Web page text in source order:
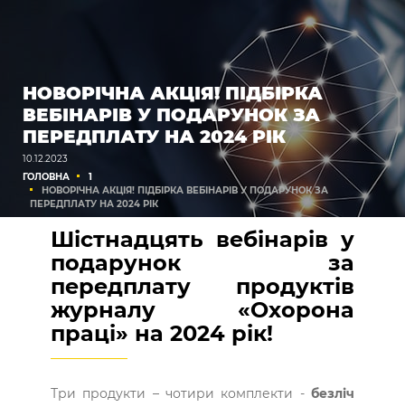
НОВОРІЧНА АКЦІЯ! ПІДБІРКА
ВЕБІНАРІВ У ПОДАРУНОК ЗА
ПЕРЕДПЛАТУ НА 2024 РІК
10.12.2023
ГОЛОВНА
1
НОВОРІЧНА АКЦІЯ! ПІДБІРКА ВЕБІНАРІВ У ПОДАРУНОК ЗА
ПЕРЕДПЛАТУ НА 2024 РІК
Шістнадцять вебінарів у
подарунок за
передплату продуктів
журналу «Охорона
праці» на 2024 рік!
Три продукти – чотири комплекти -безліч